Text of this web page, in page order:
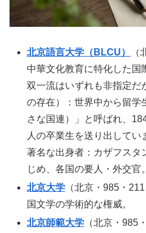
北京語言大学（BLCU）
中華文化教育に特化した
双一流はいずれも非指定だ
の存在）：世界中から留学
さな国連）」と呼ばれ、
人の卒業生を送り出してい
著名な出身者：カザフスタ
じめ、各国の要人・外交官。
北京大学 （北京・985・
国文学の学術的な権威。
北京師範大学 （北京・985